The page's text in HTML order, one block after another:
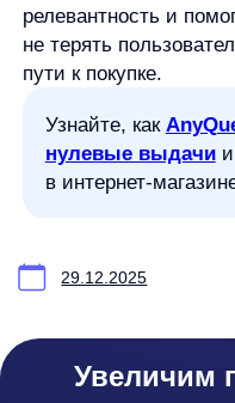
Документы
Реквизиты
Лицензионный договор-
Согласие на обработку
Рекомендательные
Деятельность в области
Согласие на получение
ПО распространяется в виде